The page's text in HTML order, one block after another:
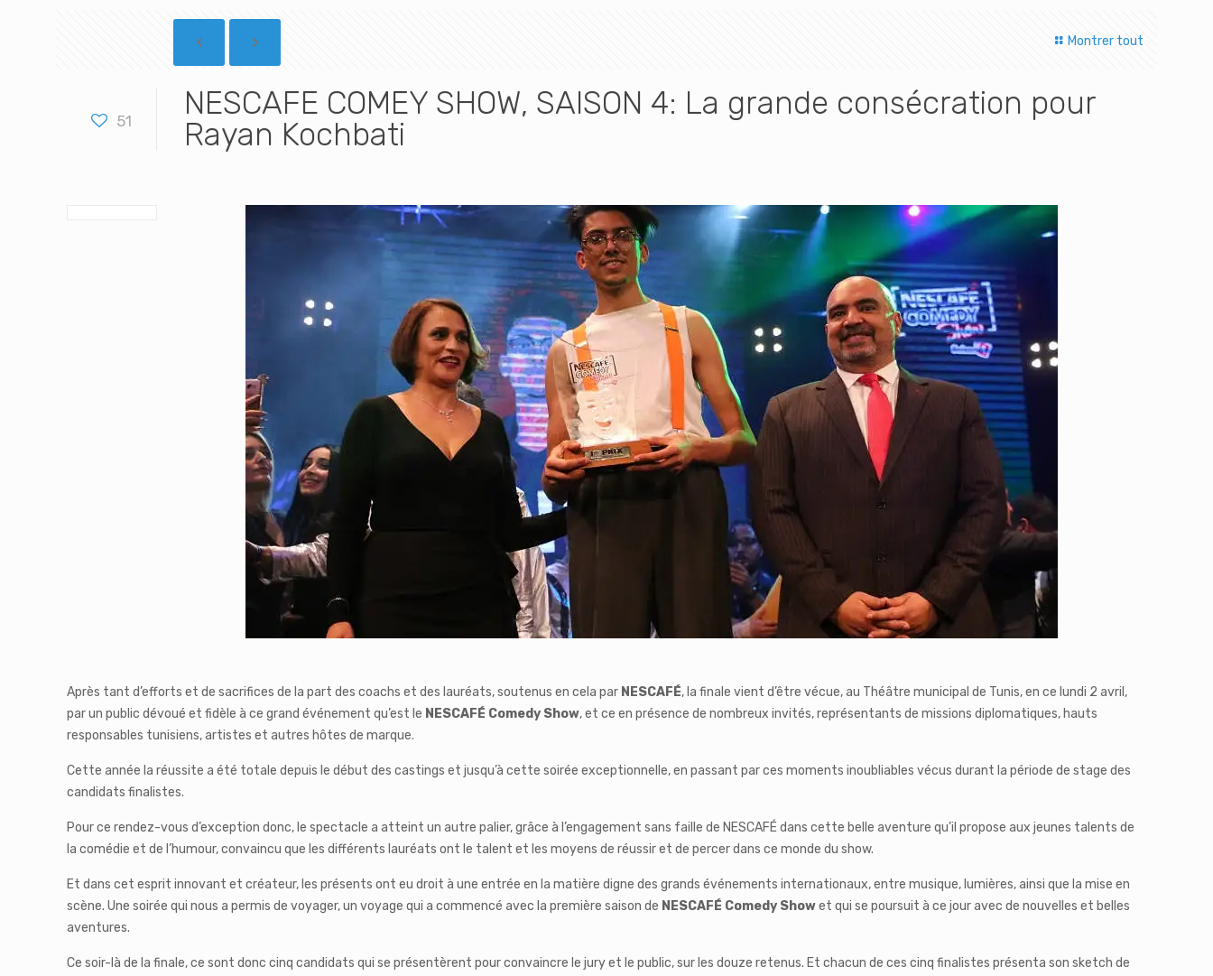
Montrer tout
51
NESCAFE COMEY SHOW, SAISON 4: La grande consécration pour
Rayan Kochbati
Après tant d’efforts et de sacrifices de la part des coachs et des lauréats, soutenus en cela par NESCAFÉ, la finale vient d’être vécue, au Théâtre municipal de Tunis, en ce lundi 2 avril,
par un public dévoué et fidèle à ce grand événement qu’est le NESCAFÉ Comedy Show, et ce en présence de nombreux invités, représentants de missions diplomatiques, hauts
responsables tunisiens, artistes et autres hôtes de marque.
Cette année la réussite a été totale depuis le début des castings et jusqu’à cette soirée exceptionnelle, en passant par ces moments inoubliables vécus durant la période de stage des
candidats finalistes.
Pour ce rendez-vous d’exception donc, le spectacle a atteint un autre palier, grâce à l’engagement sans faille de NESCAFÉ dans cette belle aventure qu’il propose aux jeunes talents de
la comédie et de l’humour, convaincu que les différents lauréats ont le talent et les moyens de réussir et de percer dans ce monde du show.
Et dans cet esprit innovant et créateur, les présents ont eu droit à une entrée en la matière digne des grands événements internationaux, entre musique, lumières, ainsi que la mise en
scène. Une soirée qui nous a permis de voyager, un voyage qui a commencé avec la première saison de NESCAFÉ Comedy Showet qui se poursuit à ce jour avec de nouvelles et belles
aventures.
Ce soir-là de la finale, ce sont donc cinq candidats qui se présentèrent pour convaincre le jury et le public, sur les douze retenus. Et chacun de ces cinq finalistes présenta son sketch de